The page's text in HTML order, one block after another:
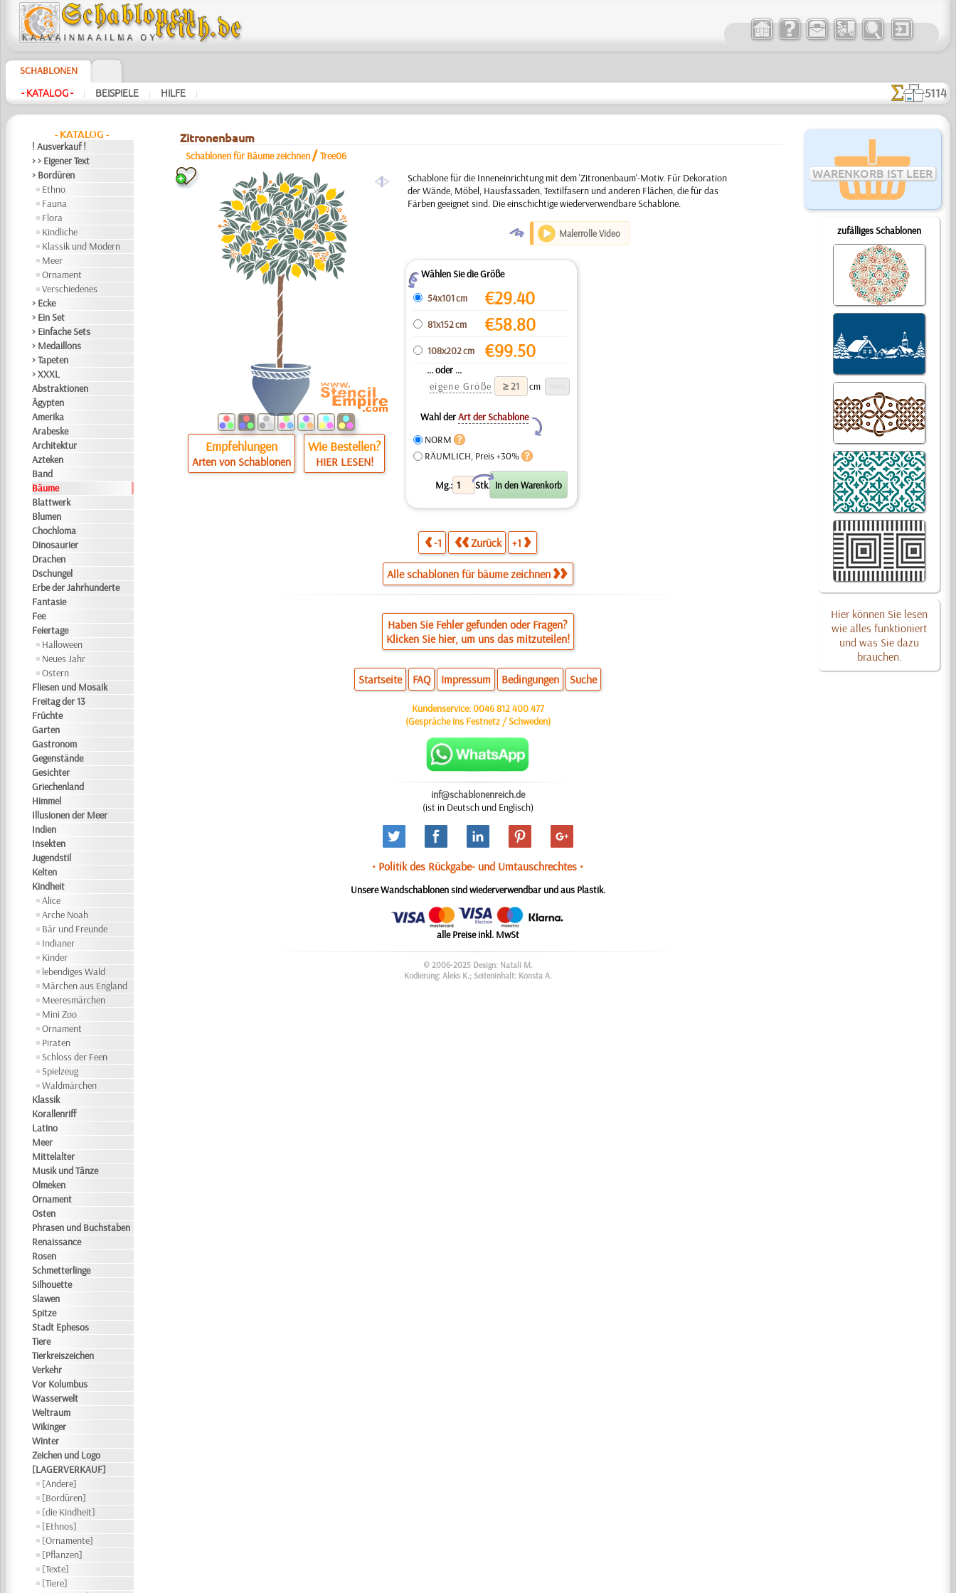
SCHABLONEN
- KATALOG - | BEISPIELE | HILFE | 5114
- KATALOG -
! Ausverkauf !
> > Eigener Text
> Bordüren
Ethno
Fauna
Flora
Kindliche
Klassik und Modern
Meer
Ornament
Verschiedenes
> Ecke
> Ein Set
> Einfache Sets
> Medaillons
> Tapeten
> XXXL
Abstraktionen
Ägypten
Amerika
Arabeske
Architektur
Azteken
Band
Bäume
Blattwerk
Blumen
Chochloma
Dinosaurier
Drachen
Dschungel
Erbe der Jahrhunderte
Fantasie
Fee
Feiertage
Halloween
Neues Jahr
Ostern
Fliesen und Mosaik
Freitag der 13
Früchte
Garten
Gastronom
Gegenstände
Gesichter
Griechenland
Himmel
Illusionen der Meer
Indien
Insekten
Jugendstil
Kelten
Kindheit
Alice
Arche Noah
Bär und Freunde
Indianer
Kinder
lebendiges Wald
Märchen aus England
Meeresmärchen
Mini Zoo
Ornament
Piraten
Schloss der Feen
Spielzeug
Waldmärchen
Klassik
Korallenriff
Latino
Meer
Mittelalter
Musik und Tänze
Olmeken
Ornament
Osten
Phrasen und Buchstaben
Renaissance
Rosen
Schmetterlinge
Silhouette
Slawen
Spitze
Stadt Ephesos
Tiere
Tierkreiszeichen
Verkehr
Vor Kolumbus
Wasserwelt
Weltraum
Wikinger
Winter
Zeichen und Logo
[LAGERVERKAUF]
[Andere]
[Bordüren]
[die Kindheit]
[Ethnos]
[Ornamente]
[Pflanzen]
[Texte]
[Tiere]
WARENKORB IST LEER
zufälliges Schablonen
Hier können Sie lesen
wie alles funktioniert
und was Sie dazu
brauchen.
Zitronenbaum
Schablonen für Bäume zeichnen /Tree06
a
Empfehlungen
Arten von Schablonen
Wie Bestellen?
HIER LESEN!
Schablone für die Inneneinrichtung mit dem 'Zitronenbaum'-Motiv. Für Dekoration
der Wände, Möbel, Hausfassaden, Textilfasern und anderen Flächen, die für das
Färben geeignet sind. Die einschichtige wiederverwendbare Schablone.
O Malerrolle Video
ZWählen Sie die Größe
54x101 cm
€29.40
81x152 cm €58.80
108x202 cm €99.50
... oder ...
eigene Größe
cm
Wahl derArt der Schablone
Y
NORM
RÄUMLICH, Preis +30%
Mg.: Stk.
X
-1 Zurück +1
Alle schablonen für bäume zeichnen
Haben Sie Fehler gefunden oder Fragen?
Klicken Sie hier, um uns das mitzuteilen!
Startseite FAQ Impressum Bedingungen Suche
Kundenservice:0046 812 400 477
(Gespräche ins Festnetz / Schweden)
inf@schablonenreich.de
(ist in Deutsch und Englisch)
• Politik des Rückgabe- und Umtauschrechtes •
Unsere Wandschablonen sind wiederverwendbar und aus Plastik.
alle Preise inkl. MwSt
© 2006-2025 Design: Natali M.
Kodierung: Aleks K.; Seiteninhalt: Konsta A.